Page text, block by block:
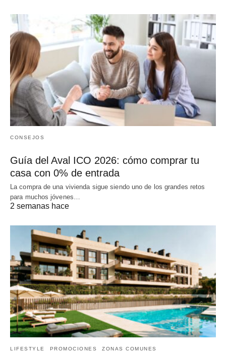
CONSEJOS
Guía del Aval ICO 2026: cómo comprar tu
casa con 0% de entrada
La compra de una vivienda sigue siendo uno de los grandes retos
para muchos jóvenes…
2 semanas hace
LIFESTYLE PROMOCIONES ZONAS COMUNES